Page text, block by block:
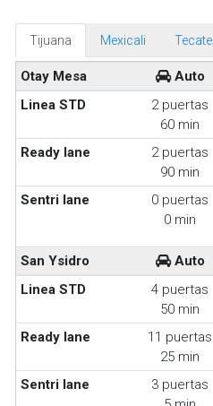
Tijuana Mexicali Tecate
Otay Mesa Auto
Linea STD
2 puertas
60 min
Ready lane
2 puertas
90 min
Sentri lane
0 puertas
0 min
San Ysidro Auto
Linea STD
4 puertas
50 min
Ready lane
11 puertas
25 min
Sentri lane
3 puertas